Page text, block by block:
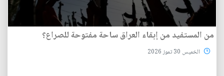
من المستفيد من إبقاء العراق ساحة مفتوحة للصراع؟
الخميس 30 تموز 2026